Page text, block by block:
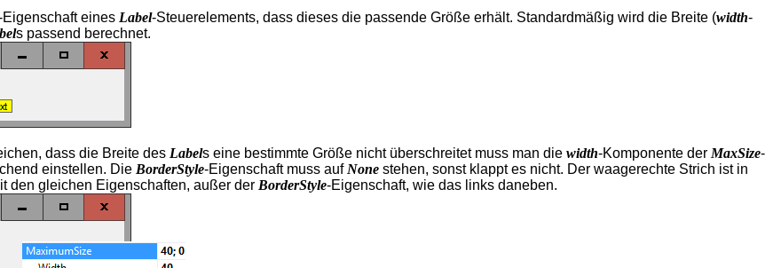
Eigenschaft eines Label-Steuerelements, dass dieses die passende Größe erhält. Standardmäßig wird die Breite (width-
s passend berechnet.
dass die Breite des Labels eine bestimmte Größe nicht überschreitet muss man die width-Komponente der MaxSize-
einstellen. Die BorderStyle-Eigenschaft muss auf None stehen, sonst klappt es nicht. Der waagerechte Strich ist in
den gleichen Eigenschaften, außer der BorderStyle-Eigenschaft, wie das links daneben.